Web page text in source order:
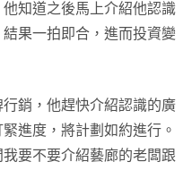
知道之後馬上介紹他認識
果一拍即合，進而投資變
銷，他趕快介紹認識的廣
進度，將計劃如約進行。
要不要介紹藝廊的老闆跟